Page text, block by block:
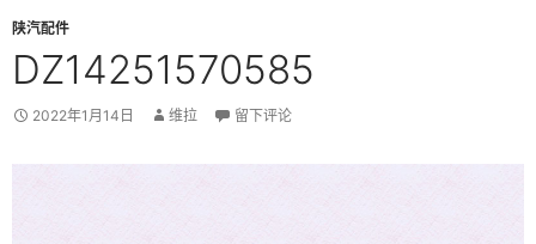
陕汽配件
DZ14251570585
2022年1月14日 维拉 留下评论